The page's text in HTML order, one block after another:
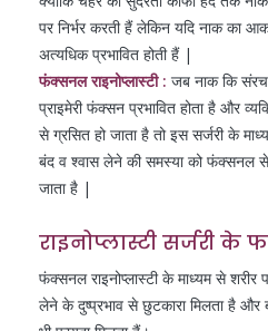
पर निर्भर करती हैं लेकिन यदि नाक का
अत्यधिक प्रभावित होती हैं |
फंक्सनल राइनोप्लास्टी : जब नाक कि
प्राइमेरी फंक्सन प्रभावित होता है और
से ग्रसित हो जाता है तो इस सर्जरी के
बंद व श्वास लेने की समस्या को फंक्सनल
जाता है |
राइनोप्लास्टी सर्जरी के
फंक्सनल राइनोप्लास्टी के माध्यम से
लेने के दुष्प्रभाव से छुटकारा मिलता है और